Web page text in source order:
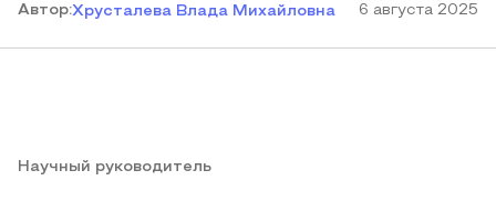
Автор:Хрусталева Влада Михайловна 6 августа 2025
Научный руководитель